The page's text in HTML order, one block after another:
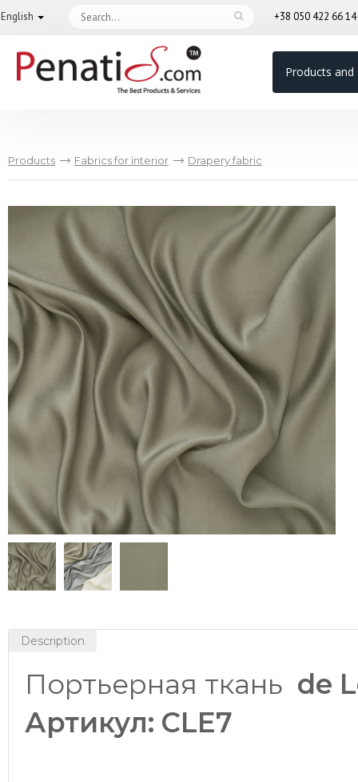
English +38 050 422 66 14
Products and
Products Fabrics for interior Drapery fabric
Description
Портьерная ткань de
Артикул: CLE7